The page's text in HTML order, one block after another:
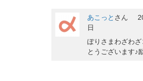
あこっと さん
日
ぽりさまわざわ
とうございます♪